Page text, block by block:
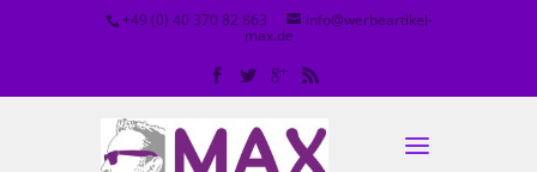
+49 (0) 40 370 82 863 info@werbeartikel-
max.de